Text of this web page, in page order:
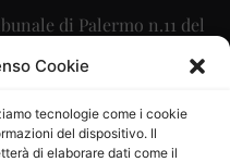
Cookie
tecnologie come i cookie
del dispositivo. Il
di elaborare dati come il
di Palermo n.11 del
Scaglione